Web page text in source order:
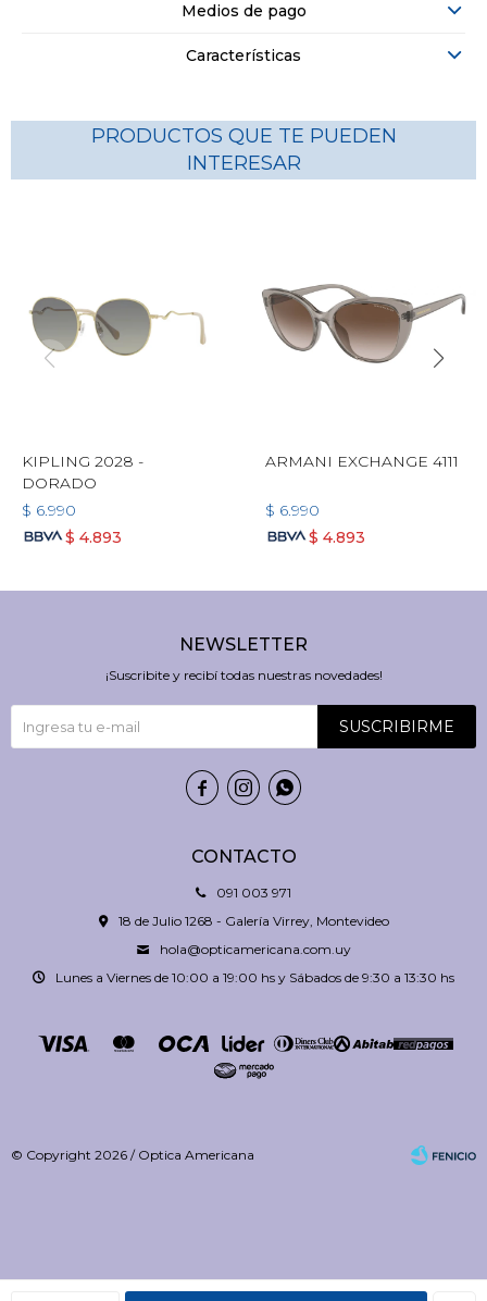
Medios de pago
Características
PRODUCTOS QUE TE PUEDEN
INTERESAR
KIPLING 2028 -
DORADO
$ 6.990
$ 4.893
ARMANI EXCHANGE 4111
$ 6.990
$ 4.893
CONTACTO
091 003 971
18 de Julio 1268 - Galería Virrey, Montevideo
hola@opticamericana.com.uy
Lunes a Viernes de 10:00 a 19:00 hs y Sábados de 9:30 a 13:30 hs
NEWSLETTER
¡Suscribite y recibí todas nuestras novedades!
SUSCRIBIRME
  
© Copyright 2026 / Optica Americana